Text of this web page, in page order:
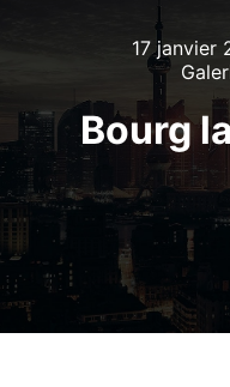
17 janvier
Bourg